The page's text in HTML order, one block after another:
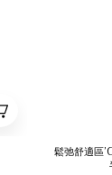
鬆弛舒適區